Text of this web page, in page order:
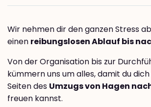
Wir nehmen dir den ganzen Stress
einen reibungslosen Ablauf bis
Von der Organisation bis zur
kümmern uns um alles, damit du
Seiten des Umzugs von Hagen
freuen kannst.